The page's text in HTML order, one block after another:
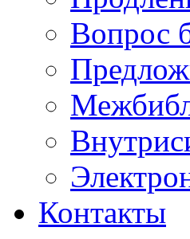
Вопрос
Контакты